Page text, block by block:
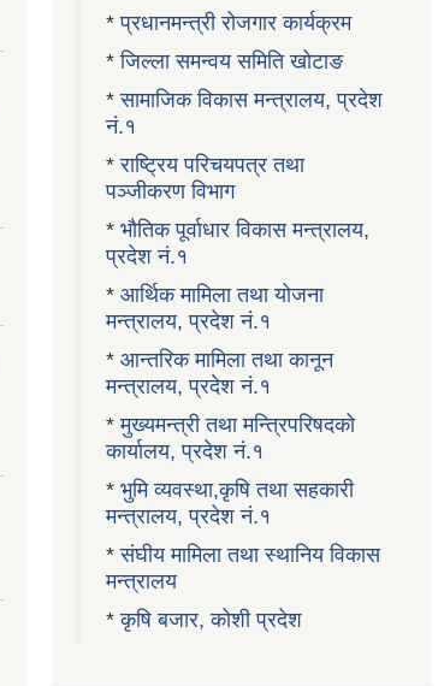
*प्रधानमन्त्री रोजगार कार्यक्रम
*जिल्ला समन्वय समिति खोटाङ
*सामाजिक विकास मन्त्रालय, प्रदेश
नं.१
*राष्ट्रिय परिचयपत्र तथा
पञ्जीकरण विभाग
* भौतिक पूर्वाधार विकास मन्त्रालय,
प्रदेश नं.१
* आर्थिक मामिला तथा योजना
मन्त्रालय, प्रदेश नं.१
* आन्तरिक मामिला तथा कानून
मन्त्रालय, प्रदेश नं.१
*मुख्यमन्त्री तथा मन्त्रिपरिषदको
कार्यालय, प्रदेश नं.१
* भुमि व्यवस्था,कृषि तथा सहकारी
मन्त्रालय, प्रदेश नं.१
*संघीय मामिला तथा स्थानिय विकास
मन्त्रालय
*कृषि बजार, कोशी प्रदेश